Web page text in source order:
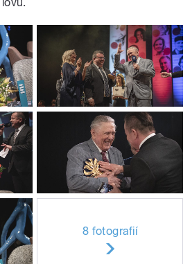
8 fotografií